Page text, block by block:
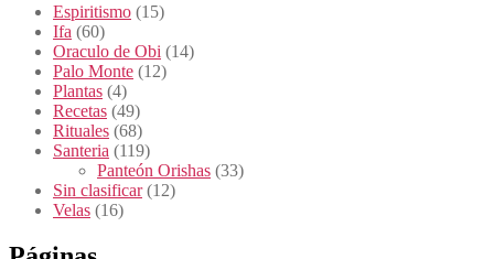
Espiritismo (15)
Ifa (60)
Oraculo de Obi (14)
Palo Monte (12)
Plantas (4)
Recetas (49)
Rituales (68)
Santeria (119)
Panteón Orishas (33)
Sin clasificar(12)
Velas (16)